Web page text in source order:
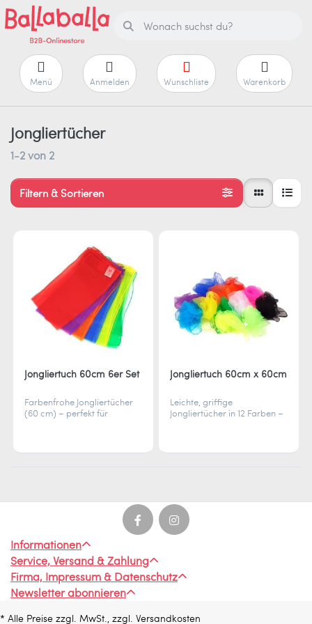
Menü Anmelden Wunschliste Warenkorb
Jongliertücher
1-2von 2
Filtern & Sortieren
Jongliertuch 60cm 6er Set
Farbenfrohe Jongliertücher
(60 cm) – perfekt für
Jongliertuch 60cm x 60cm
Leichte, griffige
Jongliertücher in 12 Farben –
Informationen
Service, Versand & Zahlung
Firma, Impressum & Datenschutz
Newsletter abonnieren
* Alle Preise zzgl. MwSt., zzgl. Versandkosten